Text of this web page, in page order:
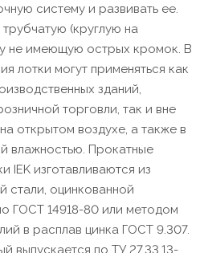
систему и развивать ее.
(круглую на
не имеющую острых кромок. В
лотки могут применяться как
зданий,
торговли, так и вне
открытом воздухе, а также в
влажностью. Прокатные
IEK изготавливаются из
стали, оцинкованной
ГОСТ 14918-80 или методом
в расплав цинка ГОСТ 9.307.
выпускается по ТУ 27.33.13-